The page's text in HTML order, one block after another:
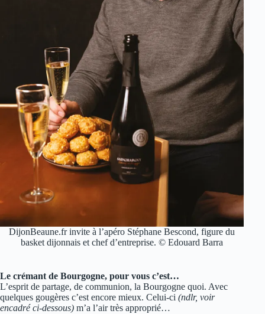
DijonBeaune.fr invite à l’apéro Stéphane Bescond, figure du
basket dijonnais et chef d’entreprise. © Edouard Barra
Le crémant de Bourgogne, pour vous c’est…
L’esprit de partage, de communion, la Bourgogne quoi. Avec
quelques gougères c’est encore mieux. Celui-ci (ndlr, voir
encadré ci-dessous) m’a l’air très approprié…